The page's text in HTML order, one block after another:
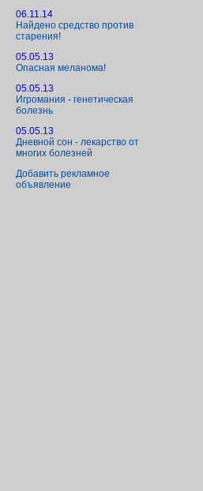
06.11.14
Найдено средство против
старения!
05.05.13
Опасная меланома!
05.05.13
Игромания - генетическая
болезнь
05.05.13
Дневной сон - лекарство от
многих болезней
Добавить рекламное
объявление